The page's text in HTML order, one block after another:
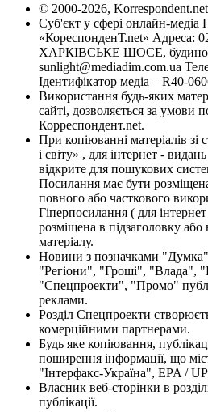
© 2000-2026, Korrespondent.net
Суб'єкт у сфері онлайн-медіа
«КореспонденТ.net» Адреса:
ХАРКІВСЬКЕ ШОСЕ, будинок
sunlight@mediadim.com.ua
Ідентифікатор медіа – R40-
Використання будь-яких
сайті, дозволяється за умови
Корреспондент.net.
При копіюванні матеріалів
і світу» , для інтернет -
відкрите для пошукових
Посилання має бути
повного або часткового
Гіперпосилання ( для
розміщена в підзаголовку
матеріалу.
Новини з позначками
"Регіони", "Гроші", "Влада",
"Спецпроекти", "Промо"
реклами.
Розділ Спецпроекти
комерційними партнерами.
Будь яке копіювання,
поширення інформації, що
"Інтерфакс-Україна", EPA /
Власник веб-сторінки в
публікації.